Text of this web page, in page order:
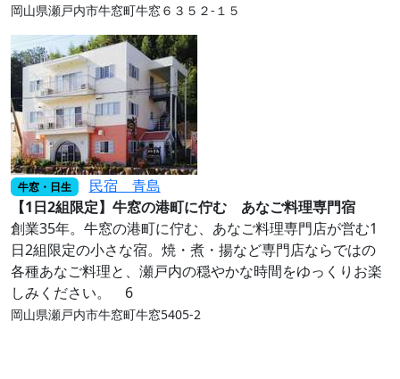
岡山県瀬戸内市牛窓町牛窓６３５２‐１５
牛窓・日生
民宿 青島
【1日2組限定】牛窓の港町に佇む あなご料理専門宿
創業35年。牛窓の港町に佇む、あなご料理専門店が営む1
日2組限定の小さな宿。焼・煮・揚など専門店ならではの
各種あなご料理と、瀬戸内の穏やかな時間をゆっくりお楽
しみください。 6
岡山県瀬戸内市牛窓町牛窓5405-2